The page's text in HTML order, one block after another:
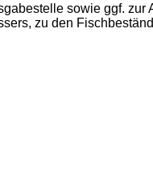
sowie ggf.
zu den